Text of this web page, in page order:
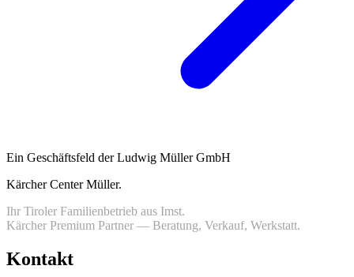
Ein Geschäftsfeld der Ludwig Müller GmbH
Kärcher Center Müller.
Ihr Tiroler Familienbetrieb aus Imst.
Kärcher Premium Partner — Beratung, Verkauf, Werkstatt.
Kontakt